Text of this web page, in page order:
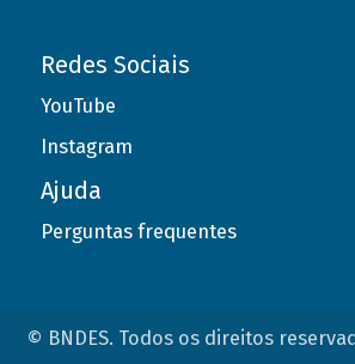
Redes Sociais
YouTube
Instagram
Ajuda
Perguntas frequentes
© BNDES. Todos os direitos